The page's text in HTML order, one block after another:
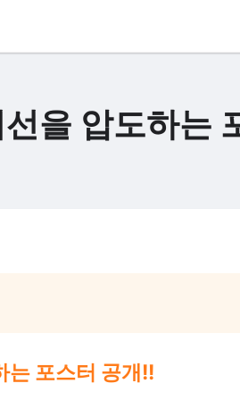
을 압도하는
는 포스터 공개!!